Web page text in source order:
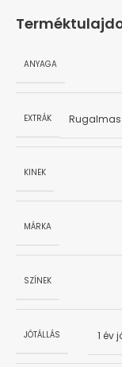
ANYAGA
EXTRÁK
KINEK
MÁRKA
SZÍNEK
JÓTÁLLÁS 1 év